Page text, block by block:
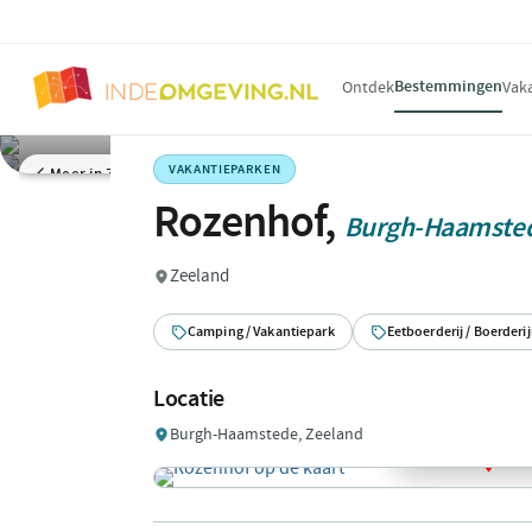
OntdekBestemmingen
Meer in Zeeland VAKANTIEPARKEN
Rozenhof, Burgh-
Zeeland
Camping / Vakantiepark Eetboerderij /
Locatie
Burgh-Haamstede, Zeeland